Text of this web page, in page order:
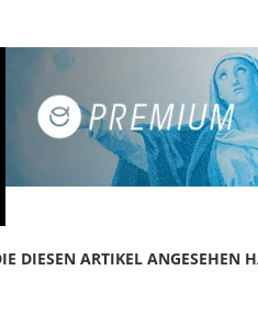
DIESEN ARTIKEL ANGESEHEN